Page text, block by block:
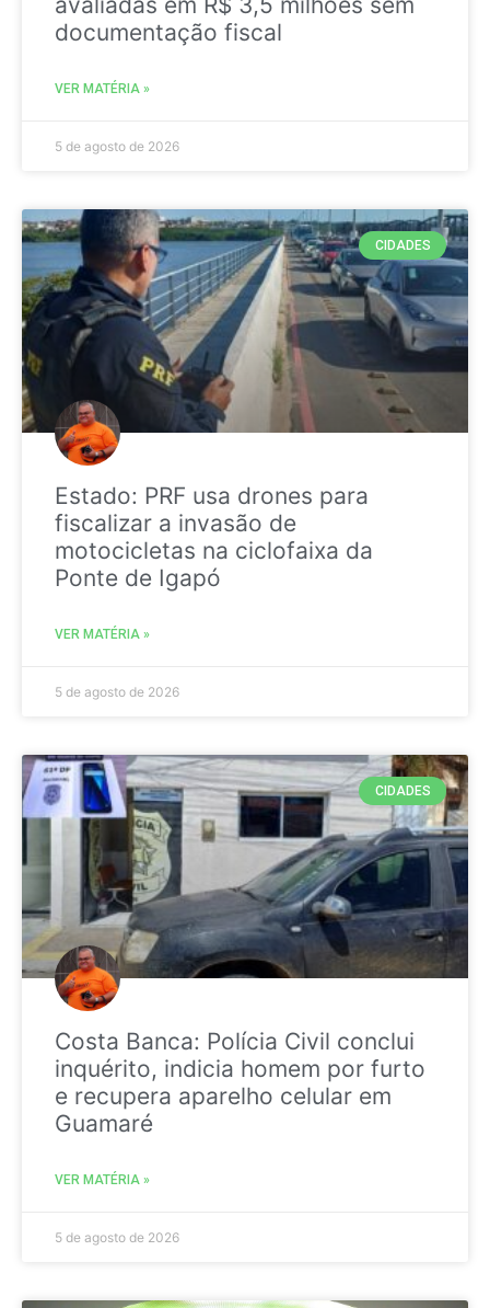
documentação fiscal
VER MATÉRIA »
5 de agosto de 2026
CIDADES
Estado: PRF usa drones para
fiscalizar a invasão de
motocicletas na ciclofaixa da
Ponte de Igapó
VER MATÉRIA »
5 de agosto de 2026
CIDADES
Costa Banca: Polícia Civil conclui
inquérito, indicia homem por furto
e recupera aparelho celular em
Guamaré
VER MATÉRIA »
5 de agosto de 2026